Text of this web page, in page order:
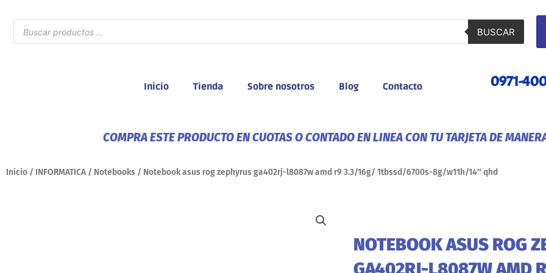
contenido
Búsqueda
de
productos
BUSCAR
Inicio Tienda Sobre nosotros Blog Contacto 0971-
COMPRA ESTE PRODUCTO EN CUOTAS O CONTADO EN LINEA CON TU TARJETA DE
Inicio / INFORMATICA / Notebooks / Notebook asus rog zephyrus ga402rj-l8087w amd r9 3.3/16g/ 1tbssd/6700s-8g/w11h/14″ qhd
NOTEBOOK ASUS ROG